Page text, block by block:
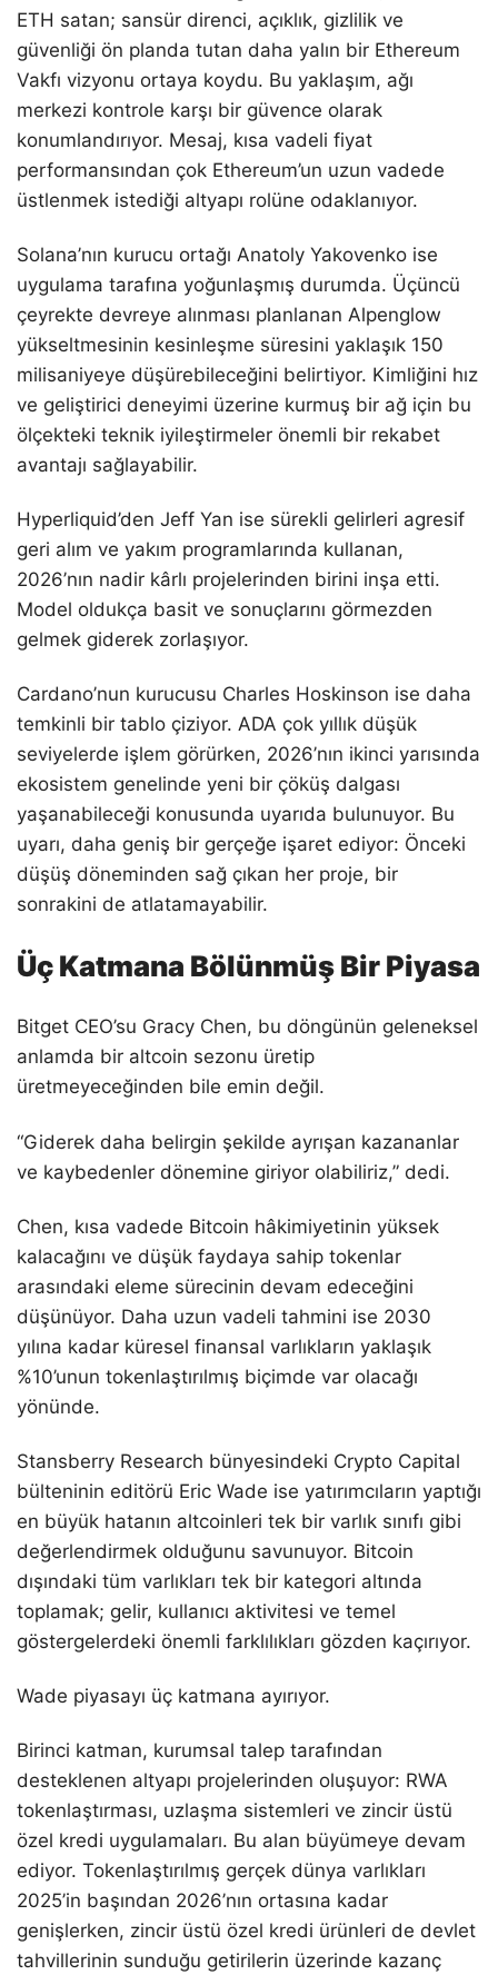
ETH satan; sansür direnci, açıklık, gizlilik ve
güvenliği ön planda tutan daha yalın bir Ethereum
Vakfı vizyonu ortaya koydu. Bu yaklaşım, ağı
merkezi kontrole karşı bir güvence olarak
konumlandırıyor. Mesaj, kısa vadeli fiyat
performansından çok Ethereum’un uzun vadede
üstlenmek istediği altyapı rolüne odaklanıyor.
Solana’nın kurucu ortağı Anatoly Yakovenko ise
uygulama tarafına yoğunlaşmış durumda. Üçüncü
çeyrekte devreye alınması planlanan Alpenglow
yükseltmesinin kesinleşme süresini yaklaşık 150
milisaniyeye düşürebileceğini belirtiyor. Kimliğini hız
ve geliştirici deneyimi üzerine kurmuş bir ağ için bu
ölçekteki teknik iyileştirmeler önemli bir rekabet
avantajı sağlayabilir.
Hyperliquid’den Jeff Yan ise sürekli gelirleri agresif
geri alım ve yakım programlarında kullanan,
2026’nın nadir kârlı projelerinden birini inşa etti.
Model oldukça basit ve sonuçlarını görmezden
gelmek giderek zorlaşıyor.
Cardano’nun kurucusu Charles Hoskinson ise daha
temkinli bir tablo çiziyor. ADA çok yıllık düşük
seviyelerde işlem görürken, 2026’nın ikinci yarısında
ekosistem genelinde yeni bir çöküş dalgası
yaşanabileceği konusunda uyarıda bulunuyor. Bu
uyarı, daha geniş bir gerçeğe işaret ediyor: Önceki
düşüş döneminden sağ çıkan her proje, bir
sonrakini de atlatamayabilir.
Üç Katmana Bölünmüş Bir Piyasa
Bitget CEO’su Gracy Chen, bu döngünün geleneksel
anlamda bir altcoin sezonu üretip
üretmeyeceğinden bile emin değil.
“Giderek daha belirgin şekilde ayrışan kazananlar
ve kaybedenler dönemine giriyor olabiliriz,” dedi.
Chen, kısa vadede Bitcoin hâkimiyetinin yüksek
kalacağını ve düşük faydaya sahip tokenlar
arasındaki eleme sürecinin devam edeceğini
düşünüyor. Daha uzun vadeli tahmini ise 2030
yılına kadar küresel finansal varlıkların yaklaşık
%10’unun tokenlaştırılmış biçimde var olacağı
yönünde.
Stansberry Research bünyesindeki Crypto Capital
bülteninin editörü Eric Wade ise yatırımcıların yaptığı
en büyük hatanın altcoinleri tek bir varlık sınıfı gibi
değerlendirmek olduğunu savunuyor. Bitcoin
dışındaki tüm varlıkları tek bir kategori altında
toplamak; gelir, kullanıcı aktivitesi ve temel
göstergelerdeki önemli farklılıkları gözden kaçırıyor.
Wade piyasayı üç katmana ayırıyor.
Birinci katman, kurumsal talep tarafından
desteklenen altyapı projelerinden oluşuyor: RWA
tokenlaştırması, uzlaşma sistemleri ve zincir üstü
özel kredi uygulamaları. Bu alan büyümeye devam
ediyor. Tokenlaştırılmış gerçek dünya varlıkları
2025’in başından 2026’nın ortasına kadar
genişlerken, zincir üstü özel kredi ürünleri de devlet
tahvillerinin sunduğu getirilerin üzerinde kazanç